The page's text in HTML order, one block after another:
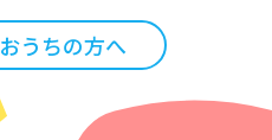
おうちの方へ